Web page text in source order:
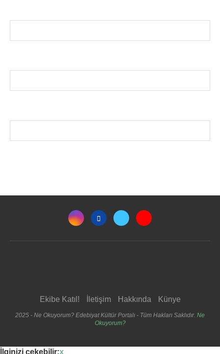
Ekibe Katıl! İletişim Hakkında Künye
2025 - Ne Okuyorum? Edebiyat Kültür Portalı - Tüm Hakları Saklıdır. Ne
Okuyorum?
İlginizi çekebilir:x